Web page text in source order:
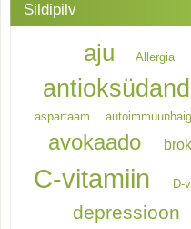
Sildipilv
aju Allergia
aspartaam
avokaado
C-vitamiin D-
depressioon